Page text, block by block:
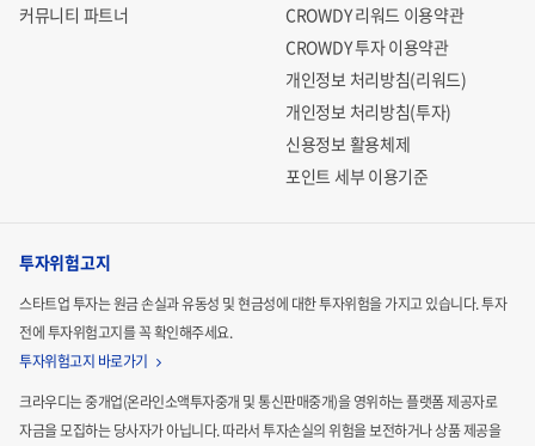
커뮤니티 파트너
CROWDY 리워드 이용약관
CROWDY 투자 이용약관
개인정보 처리방침(리워드)
개인정보 처리방침(투자)
신용정보 활용체제
포인트 세부 이용기준
투자위험고지
스타트업 투자는 원금 손실과 유동성 및 현금성에 대한 투자위험을 가지고 있습니다.투자
전에 투자위험고지를 꼭 확인해주세요.
투자위험고지 바로가기
크라우디는 중개업(온라인소액투자중개 및 통신판매중개)을 영위하는 플랫폼 제공자로
자금을 모집하는당사자가 아닙니다. 따라서 투자손실의 위험을 보전하거나 상품 제공을